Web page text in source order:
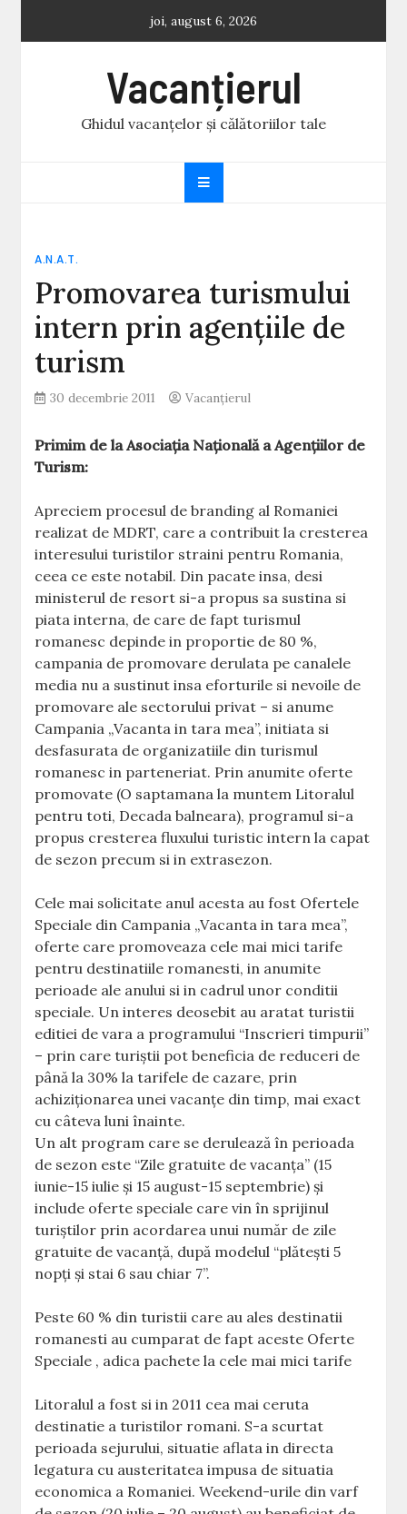
joi, august 6, 2026
Vacanțierul
Ghidul vacanțelor și călătoriilor tale
A.N.A.T.
Promovarea turismului
intern prin agențiile de
turism
30 decembrie 2011 Vacanțierul
Primim de la Asociația Națională a Agențiilor de
Turism:
Apreciem procesul de branding al Romaniei
realizat de MDRT, care a contribuit la cresterea
interesului turistilor straini pentru Romania,
ceea ce este notabil. Din pacate insa, desi
ministerul de resort si-a propus sa sustina si
piata interna, de care de fapt turismul
romanesc depinde in proportie de 80 %,
campania de promovare derulata pe canalele
media nu a sustinut insa eforturile si nevoile de
promovare ale sectorului privat – si anume
Campania „Vacanta in tara mea”, initiata si
desfasurata de organizatiile din turismul
romanesc in parteneriat. Prin anumite oferte
promovate (O saptamana la muntem Litoralul
pentru toti, Decada balneara), programul si-a
propus cresterea fluxului turistic intern la capat
de sezon precum si in extrasezon.
Cele mai solicitate anul acesta au fost Ofertele
Speciale din Campania „Vacanta in tara mea”,
oferte care promoveaza cele mai mici tarife
pentru destinatiile romanesti, in anumite
perioade ale anului si in cadrul unor conditii
speciale. Un interes deosebit au aratat turistii
editiei de vara a programului “Inscrieri timpurii”
– prin care turiştii pot beneficia de reduceri de
până la 30% la tarifele de cazare, prin
achiziţionarea unei vacanţe din timp, mai exact
cu câteva luni înainte.
Un alt program care se derulează în perioada
de sezon este “Zile gratuite de vacanţa” (15
iunie-15 iulie şi 15 august-15 septembrie) şi
include oferte speciale care vin în sprijinul
turiştilor prin acordarea unui număr de zile
gratuite de vacanţă, după modelul “plăteşti 5
nopţi şi stai 6 sau chiar 7”.
Peste 60 % din turistii care au ales destinatii
romanesti au cumparat de fapt aceste Oferte
Speciale , adica pachete la cele mai mici tarife
Litoralul a fost si in 2011 cea mai ceruta
destinatie a turistilor romani. S-a scurtat
perioada sejurului, situatie aflata in directa
legatura cu austeritatea impusa de situatia
economica a Romaniei. Weekend-urile din varf